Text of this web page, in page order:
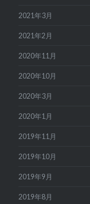
2021年3月
2021年2月
2020年11月
2020年10月
2020年3月
2020年1月
2019年11月
2019年10月
2019年9月
2019年8月